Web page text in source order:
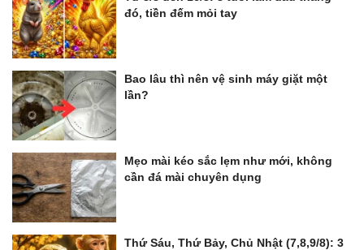
đó, tiền đếm mỏi tay
Bao lâu thì nên vệ sinh máy giặt một
lần?
Mẹo mài kéo sắc lẹm như mới, không
cần đá mài chuyên dụng
Thứ Sáu, Thứ Bảy, Chủ Nhật (7,8,9/8): 3